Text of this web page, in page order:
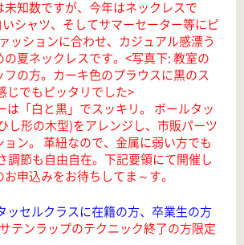
未知数ですが、今年はネックレスで
シャツ、そしてサマーセーター等にピ
ッションに合わせ、カジュアル感漂う
夏ネックレスです。<写真下: 教室の
の方。カーキ色のプラウスに黒のス
じでもピッタリでした>
「白と黒」でスッキリ。 ボールタッ
し形の木型)をアレンジし、市販パーツ
ョン。 革紐なので、金属に弱い方でも
節も自由自在。下記要領にて開催し
申込みをお待ちしてま～す。
セルクラスに在籍の方、卒業生の方
テンラップのテクニック終了の方限定